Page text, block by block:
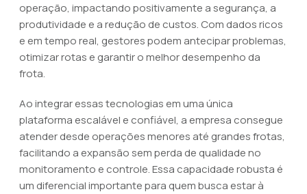
operação, impactando positivamente a segurança, a
produtividade e a redução de custos. Com dados ricos
e em tempo real, gestores podem antecipar problemas,
otimizar rotas e garantir o melhor desempenho da
frota.
Ao integrar essas tecnologias em uma única
plataforma escalável e confiável, a empresa consegue
atender desde operações menores até grandes frotas,
facilitando a expansão sem perda de qualidade no
monitoramento e controle. Essa capacidade robusta é
um diferencial importante para quem busca estar à